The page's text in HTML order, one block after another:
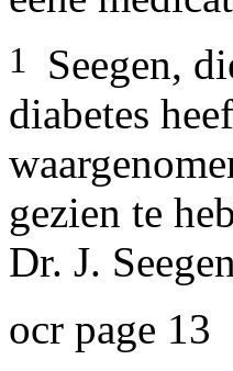
1
Seegen,
diabetes
gezien te
Dr. J.
ocr page 13